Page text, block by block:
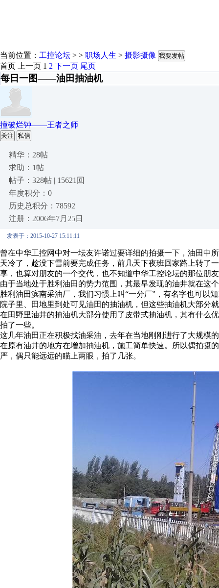
当前位置： 工控论坛 > > 职场人生 > 摄影摄像 我要发帖
首页 上一页 1 2 下一页 尾页
每日一图——油田抽油机
撞破烂钟——王者之师
关注 私信
精华：28帖
求助：1帖
帖子：328帖 | 15621回
年度积分：0
历史总积分：78592
注册：2006年7月25日
发表于：2015-10-27 15:11:11
曾在中华工控网中对一坛友许诺过要详细的拍摄一下，油田中
天冷了，趁没下雪前要完成任务，前几天下夜班回家路上转了
享，也算对朋友的一个交代，也不知道中华工控论坛的那位朋
由于当地处于胜利油田的势力范围，其最早发现的油井就在这
胜利油田滨南采油厂，我们习惯上叫“一分厂”，有名字也可以
院子里、田地里到处可见油田的抽油机，但这些抽油机大部分
在田野里油井的抽油机大部分使用了皮带式抽油机，其有什么
拍了一些。
这几年油田正在积极找油采油，去年在当地刚刚进行了大规模
在原有油井的地方在增加抽油机，施工简单快速。所以偶拍摄
严，偶只能远远的瞄上两眼，拍了几张。